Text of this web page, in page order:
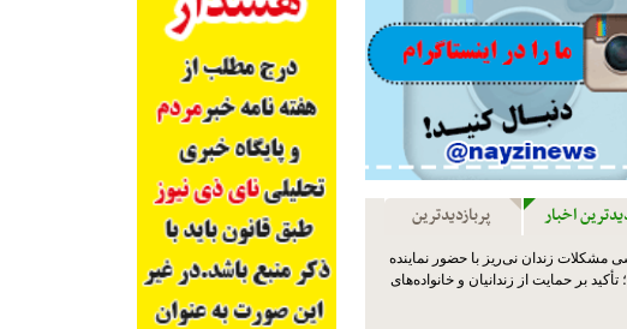
اخبار پربازدیدترین
مشکلات زندان نی‌ریز با حضور نماینده
بر حمایت از زندانیان و خانواده‌های